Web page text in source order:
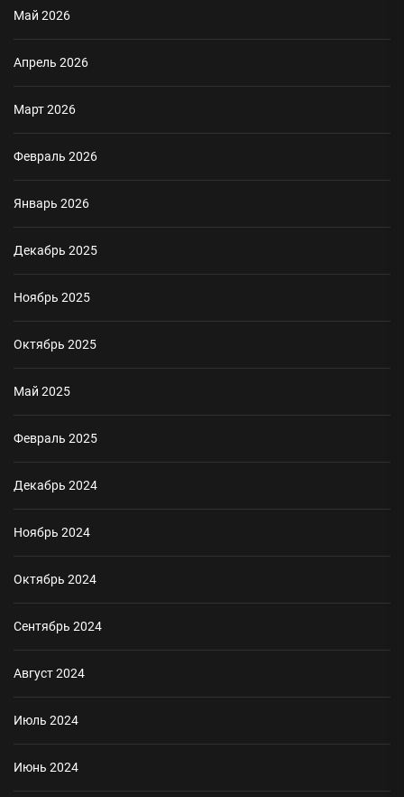
Май 2026
Апрель 2026
Март 2026
Февраль 2026
Январь 2026
Декабрь 2025
Ноябрь 2025
Октябрь 2025
Май 2025
Февраль 2025
Декабрь 2024
Ноябрь 2024
Октябрь 2024
Сентябрь 2024
Август 2024
Июль 2024
Июнь 2024